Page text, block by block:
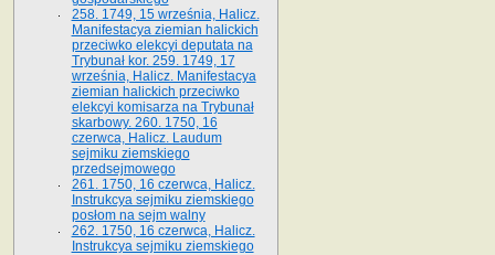
258. 1749, 15 września, Halicz.
Manifestacya ziemian halickich
przeciwko elekcyi deputata na
Trybunał kor. 259. 1749, 17
września, Halicz. Manifestacya
ziemian halickich przeciwko
elekcyi komisarza na Trybunał
skarbowy. 260. 1750, 16
czerwca, Halicz. Laudum
sejmiku ziemskiego
przedsejmowego
261. 1750, 16 czerwca, Halicz.
Instrukcya sejmiku ziemskiego
posłom na sejm walny
262. 1750, 16 czerwca, Halicz.
Instrukcya sejmiku ziemskiego